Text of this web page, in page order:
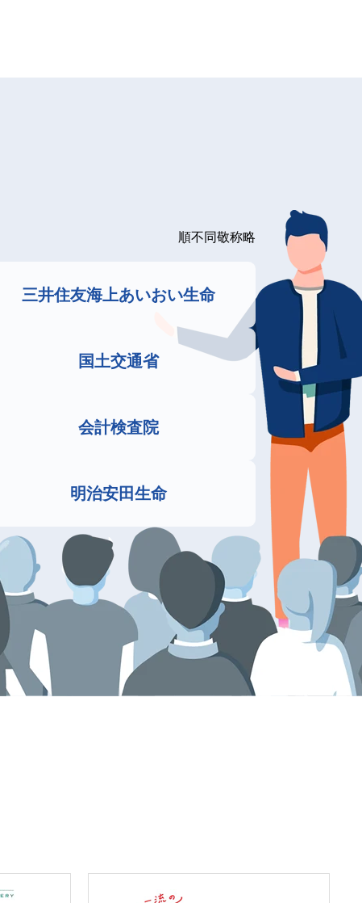
順不同敬称略
三井住友海上あいおい生命
国土交通省
会計検査院
明治安田生命